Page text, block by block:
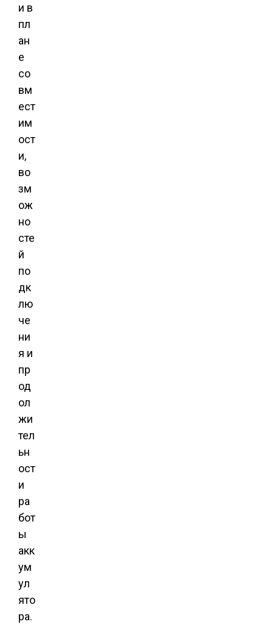
и в
пл
ан
е
со
вм
ест
им
ост
и,
во
зм
ож
но
сте
й
по
дк
лю
че
ни
я и
пр
од
ол
жи
тел
ьн
ост
и
ра
бот
ы
акк
ум
ул
ято
ра.